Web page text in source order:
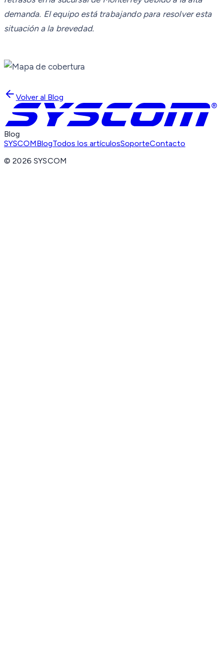
demanda. El equipo está trabajando para resolver esta
situación a la brevedad.
Volver al Blog
Blog
SYSCOMBlogTodos los artículosSoporteContacto
©2026 SYSCOM